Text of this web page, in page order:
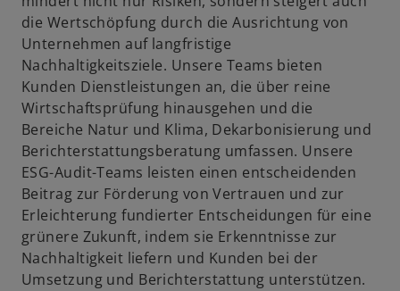
d
e
o
die Wertschöpfung durch die Ausrichtung von
Unternehmen auf langfristige
Nachhaltigkeitsziele. Unsere Teams bieten
Kunden Dienstleistungen an, die über reine
Wirtschaftsprüfung hinausgehen und die
Bereiche Natur und Klima, Dekarbonisierung und
Berichterstattungsberatung umfassen. Unsere
ESG-Audit-Teams leisten einen entscheidenden
Beitrag zur Förderung von Vertrauen und zur
Erleichterung fundierter Entscheidungen für eine
grünere Zukunft, indem sie Erkenntnisse zur
Nachhaltigkeit liefern und Kunden bei der
Umsetzung und Berichterstattung unterstützen.